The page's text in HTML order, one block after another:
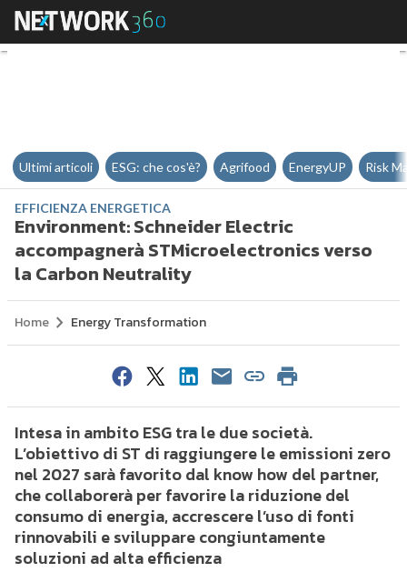
Environment: Schneider
Ultimi articoli ESG: che cos'è? Agrifood EnergyUP Risk
EFFICIENZA ENERGETICA
Environment: Schneider Electric
accompagnerà STMicroelectronics verso
la Carbon Neutrality
Home Energy Transformation
Intesa in ambito ESG tra le due società.
L’obiettivo di ST di raggiungere le emissioni zero
nel 2027 sarà favorito dal know how del partner,
che collaborerà per favorire la riduzione del
consumo di energia, accrescere l’uso di fonti
rinnovabili e sviluppare congiuntamente
soluzioni ad alta efficienza